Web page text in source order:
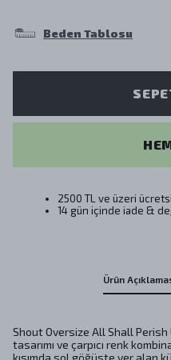
Beden Tablosu
2500 TL ve üzeri
14 gün içinde iade &
Ürün
Shout Oversize All Shall
tasarımı ve çarpıcı renk
kısımda sol göğüste yer alan